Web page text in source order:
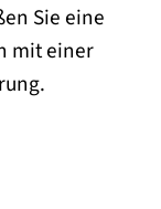
Sie eine
mit einer